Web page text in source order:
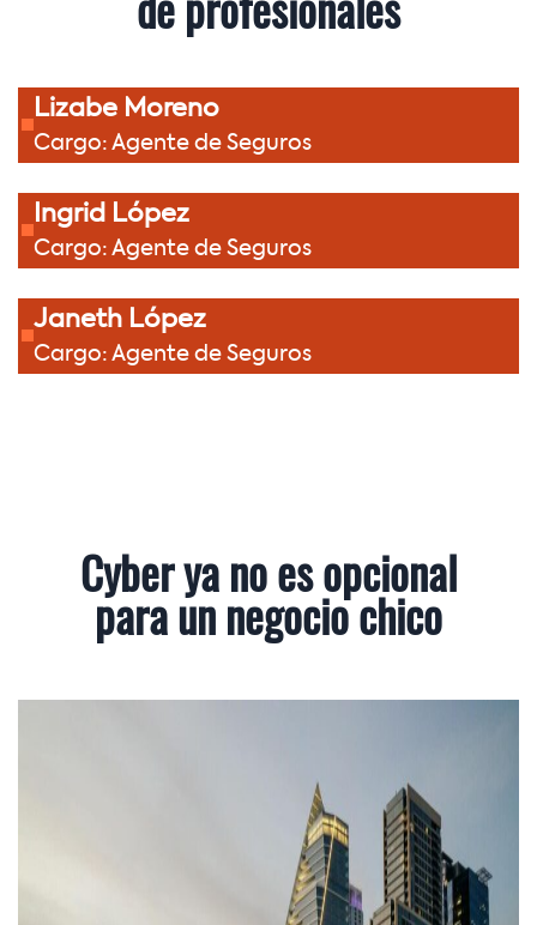
de profesionales
Lizabe Moreno
Cargo: Agente de Seguros
Ingrid López
Cargo: Agente de Seguros
Janeth López
Cargo: Agente de Seguros
Cyber ya no es opcional
para un negocio chico